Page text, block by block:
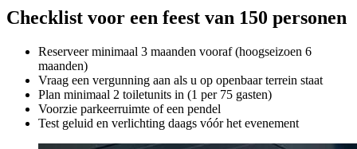
Checklist voor een feest van 150 personen
Reserveer minimaal 3 maanden vooraf (hoogseizoen 6
maanden)
Vraag een vergunning aan als u op openbaar terrein staat
Plan minimaal 2 toiletunits in (1 per 75 gasten)
Voorzie parkeerruimte of een pendel
Test geluid en verlichting daags vóór het evenement